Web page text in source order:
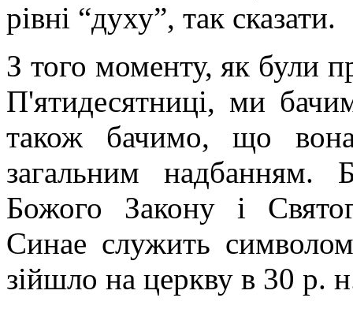
рівні “духу”, так сказати.
З того моменту, як були
П'ятидесятниці, ми
також бачимо, що
загальним надбанням.
Божого Закону і
Синае служить
зійшло на церкву в 30 р.